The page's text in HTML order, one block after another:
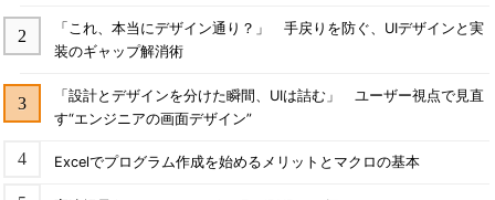
「これ、本当にデザイン通り？」 手戻りを防ぐ、UIデザインと実
装のギャップ解消術
「設計とデザインを分けた瞬間、UIは詰む」 ユーザー視点で見直
す“エンジニアの画面デザイン”
Excelでプログラム作成を始めるメリットとマクロの基本